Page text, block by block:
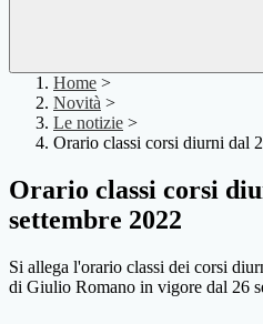
Home >
Novità >
Le notizie >
Orario classi corsi diurni dal
Orario classi corsi
settembre 2022
Si allega l'orario classi dei corsi
di Giulio Romano in vigore dal 26